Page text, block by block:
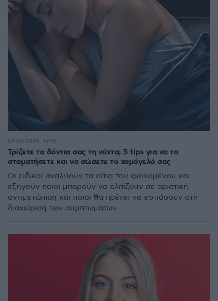
Τρίζετε τα δόντια σας τη νύχτα; 5 tips για να το
σταματήσετε και να σώσετε το χαμόγελό σας
Οι ειδικοί αναλύουν τα αίτια του φαινομένου και
εξηγούν ποιοι μπορούν να ελπίζουν σε οριστική
αντιμετώπιση και ποιοι θα πρέπει να εστιάσουν στη
διαχείριση των συμπτωμάτων
04.06.2025, 19:45